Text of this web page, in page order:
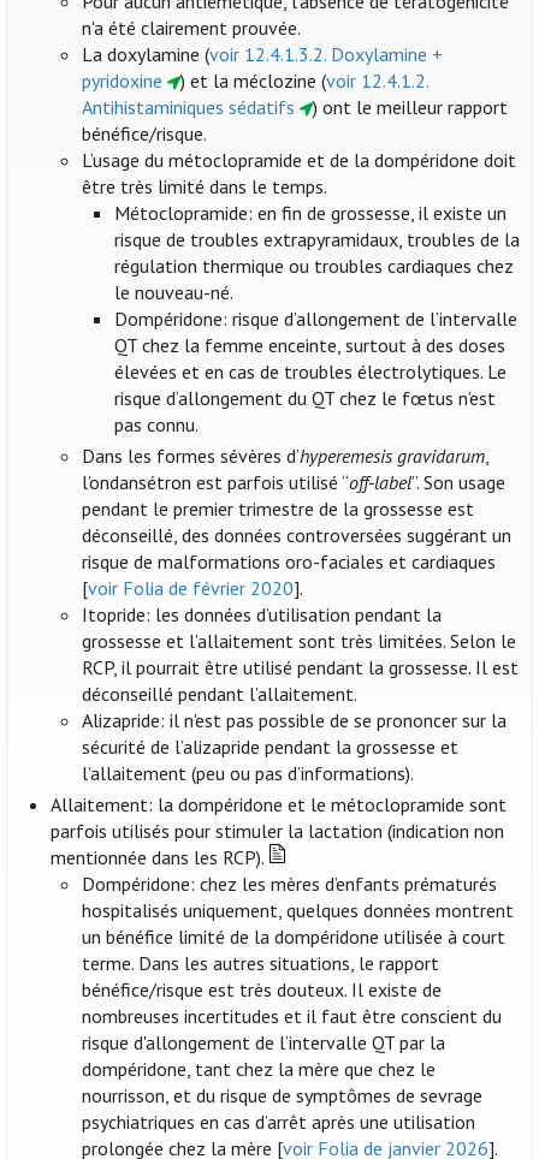
n'a été clairement prouvée.
La doxylamine (voir 12.4.1.3.2. Doxylamine +
pyridoxine
) et la méclozine (voir 12.4.1.2.
Antihistaminiques sédatifs
) ont le meilleur rapport
bénéfice/risque.
L’usage du métoclopramide et de la dompéridone doit
être très limité dans le temps.
Métoclopramide: en fin de grossesse, il existe un
risque de troubles extrapyramidaux, troubles de la
régulation thermique ou troubles cardiaques chez
le nouveau-né.
Dompéridone: risque d’allongement de l’intervalle
QT chez la femme enceinte, surtout à des doses
élevées et en cas de troubles électrolytiques. Le
risque d’allongement du QT chez le fœtus n’est
pas connu.
Dans les formes sévères d’hyperemesis gravidarum,
l’ondansétron est parfois utilisé “off-label”. Son usage
pendant le premier trimestre de la grossesse est
déconseillé, des données controversées suggérant un
risque de malformations oro-faciales et cardiaques
[voir Folia de février 2020].
Itopride: les données d’utilisation pendant la
grossesse et l’allaitement sont très limitées. Selon le
RCP, il pourrait être utilisé pendant la grossesse. Il est
déconseillé pendant l’allaitement.
Alizapride: il n'est pas possible de se prononcer sur la
sécurité de l’alizapride pendant la grossesse et
l’allaitement (peu ou pas d’informations).
Allaitement: la dompéridone et le métoclopramide sont
parfois utilisés pour stimuler la lactation (indication non
mentionnée dans les RCP).
Dompéridone: chez les mères d’enfants prématurés
hospitalisés uniquement, quelques données montrent
un bénéfice limité de la dompéridone utilisée à court
terme. Dans les autres situations, le rapport
bénéfice/risque est très douteux. Il existe de
nombreuses incertitudes et il faut être conscient du
risque d'allongement de l’intervalle QT par la
dompéridone, tant chez la mère que chez le
nourrisson, et du risque de symptômes de sevrage
psychiatriques en cas d’arrêt après une utilisation
prolongée chez la mère [voir Folia de janvier 2026].